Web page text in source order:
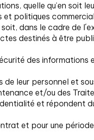
quelle qu’en soit
politiques
dans le cadre de
destinés à être
des informations
de leur personnel et
et/ou des
et répondent
et pour une